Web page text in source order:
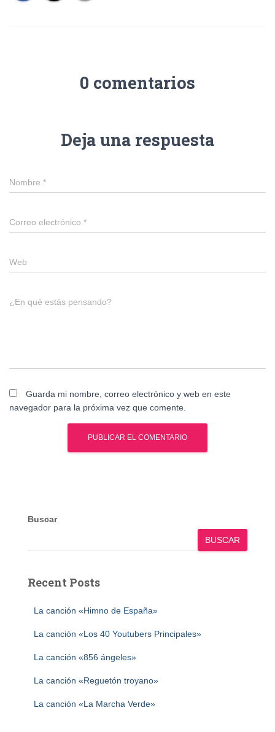
0 comentarios
Deja una respuesta
Nombre *
Correo electrónico *
Web
¿En qué estás pensando?
Guarda mi nombre, correo electrónico y web en este
navegador para la próxima vez que comente.
Buscar
BUSCAR
Recent Posts
La canción «Himno de España»
La canción «Los 40 Youtubers Principales»
La canción «856 ángeles»
La canción «Reguetón troyano»
La canción «La Marcha Verde»